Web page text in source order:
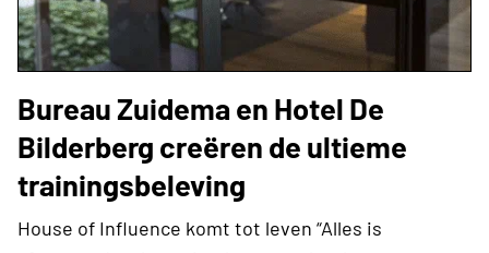
Bureau Zuidema en Hotel De
Bilderberg creëren de ultieme
trainingsbeleving
House of Influence komt tot leven “Alles is